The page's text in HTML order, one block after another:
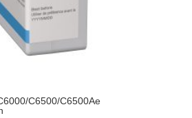
C6500/C6500Ae